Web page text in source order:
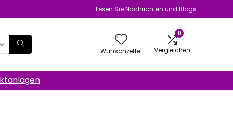
Lesen Sie Nachrichten und Blogs
Wunschzettel
0
Vergleichen